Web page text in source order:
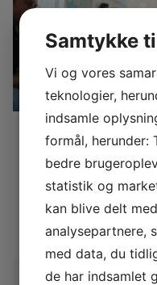
Oplev
og få
Samtykke
Vi og vores
teknologier,
indsamle
formål, herunder:
bedre
statistik og
kan blive delt
analysepartnere,
med data, du
de har indsamlet